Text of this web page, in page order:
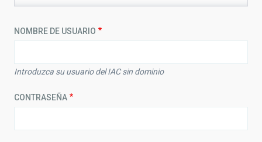
NOMBRE DE USUARIO
Introduzca su usuario del IAC sin dominio
CONTRASEÑA